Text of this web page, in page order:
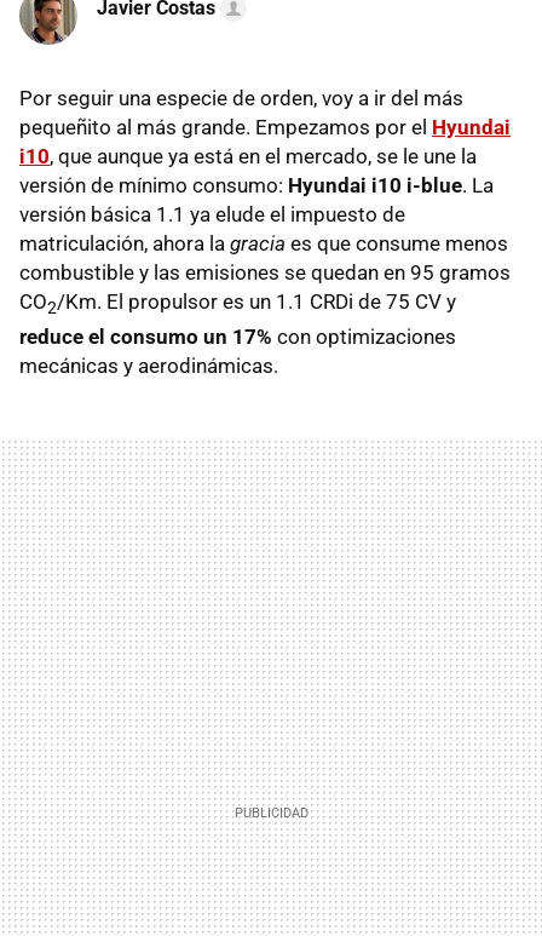
Javier Costas
Por seguir una especie de orden, voy a ir del más
pequeñito al más grande. Empezamos por el Hyundai
i10, que aunque ya está en el mercado, se le une la
versión de mínimo consumo: Hyundai i10 i-blue. La
versión básica 1.1 ya elude el impuesto de
matriculación, ahora la gracia es que consume menos
combustible y las emisiones se quedan en 95 gramos
CO2/Km. El propulsor es un 1.1 CRDi de 75 CV y
reduce el consumo un 17% con optimizaciones
mecánicas y aerodinámicas.